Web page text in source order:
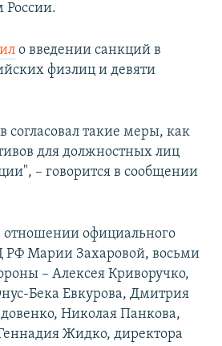
России.
о введении санкций в
физлиц и девяти
согласовал такие меры, как
для должностных лиц
– говорится в сообщении
отношении официального
РФ Марии Захаровой, восьми
– Алексея Криворучко,
Бека Евкурова, Дмитрия
Николая Панкова,
Жидко, директора